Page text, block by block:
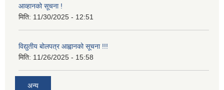
आव्हानको सूचना !
मिति: 11/30/2025 - 12:51
विद्युतीय बोलपत्र आह्वानको सूचना !!!
मिति: 11/26/2025 - 15:58
अन्य